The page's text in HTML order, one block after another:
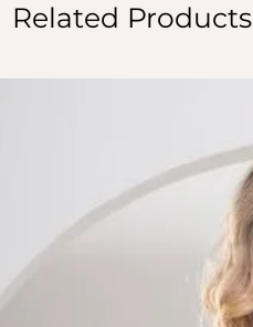
Related Products